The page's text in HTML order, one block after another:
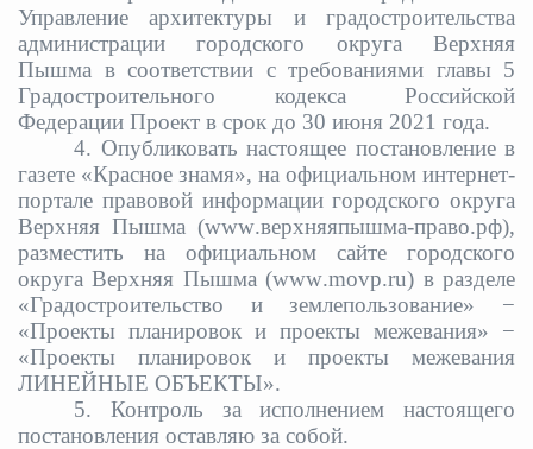
Управление архитектуры и градостроительства
администрации городского округа Верхняя
Пышма в соответствии с требованиями главы 5
Градостроительного кодекса Российской
Федерации Проект в срок до 30 июня 2021 года.
4. Опубликовать настоящее постановление в
газете «Красное знамя», на официальном интернет-
портале правовой информации городского округа
Верхняя Пышма (www.верхняяпышма-право.рф),
разместить на официальном сайте городского
округа Верхняя Пышма (www.movp.ru) в разделе
«Градостроительство и землепользование» −
«Проекты планировок и проекты межевания» −
«Проекты планировок и проекты межевания
ЛИНЕЙНЫЕ ОБЪЕКТЫ».
5. Контроль за исполнением настоящего
постановления оставляю за собой.